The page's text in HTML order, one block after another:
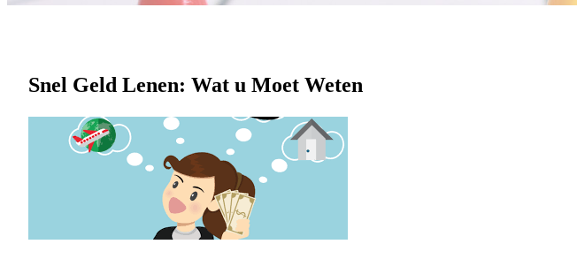
Snel Geld Lenen: Wat u Moet Weten